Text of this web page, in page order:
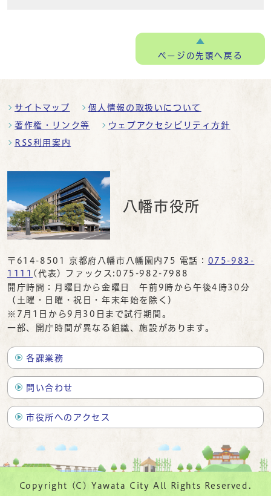
ページの先頭へ戻る
サイトマップ 個人情報の取扱いについて
著作権・リンク等 ウェブアクセシビリティ方針
RSS利用案内
八幡市役所
〒614-8501 京都府八幡市八幡園内75 電話： 075-983-
1111 (代表) ファックス:075-982-7988
開庁時間：月曜日から金曜日 午前9時から午後4時30分
（土曜・日曜・祝日・年末年始を除く）
※7月1日から9月30日まで試行期間。
一部、開庁時間が異なる組織、施設があります。
各課業務
問い合わせ
市役所へのアクセス
Copyright (C) Yawata City All Rights Reserved.